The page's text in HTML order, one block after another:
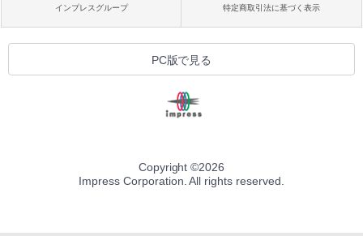
インプレスグループ 特定商取引法に基づく表示
PC版で見る
Copyright ©2026
Impress Corporation. All rights reserved.